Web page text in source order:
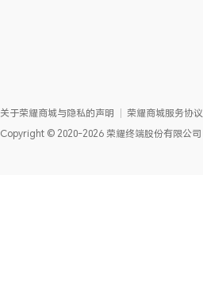
关于荣耀商城与隐私的声明 荣耀商城服务协议
Copyright © 2020-2026 荣耀终端股份有限公司